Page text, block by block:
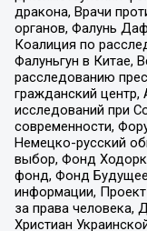
дракона, Врачи
органов, Фалунь
Коалиция по
Фалуньгун в Китае,
расследованию
гражданский центр,
исследований при
современности,
Немецко-русский
выбор, Фонд
фонд, Фонд
информации,
за права человека,
Христиан